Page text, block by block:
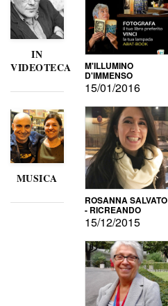
IN
VIDEOTECA
MUSICA
M'ILLUMINO
D'IMMENSO
15/01/2016
ROSANNA SALVATO
- RICREANDO
15/12/2015